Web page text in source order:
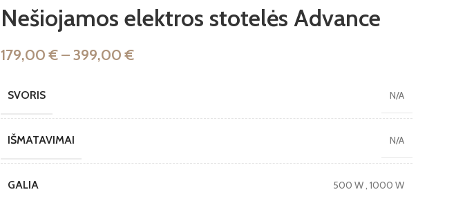
Nešiojamos elektros stotelės Advance
179,00€–399,00€
SVORIS N/A
IŠMATAVIMAI N/A
GALIA 500 W, 1000 W